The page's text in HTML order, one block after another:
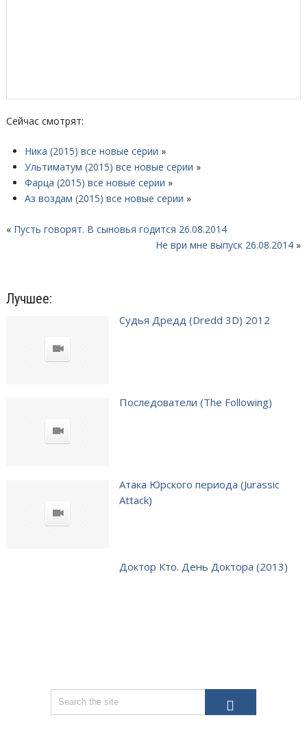
Сейчас смотрят:
Ника (2015) все новые серии »
Ультиматум (2015) все новые серии »
Фарца (2015) все новые серии »
Аз воздам (2015) все новые серии »
« Пусть говорят. В сыновья годится 26.08.2014
Не ври мне выпуск 26.08.2014 »
Лучшее:
Судья Дредд (Dredd 3D) 2012
Последователи (The Following)
Атака Юрского периода (Jurassic
Attack)
Доктор Кто. День Доктора (2013)